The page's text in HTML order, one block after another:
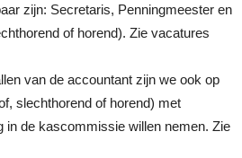
zijn: Secretaris, Penningmeester en
of horend). Zie vacatures
van de accountant zijn we ook op
slechthorend of horend) met
in de kascommissie willen nemen. Zie